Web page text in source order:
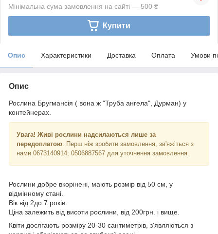
Мінімальна сума замовлення на сайті — 500 ₴
Купити
Опис Характеристики Доставка Оплата Умови
Опис
Рослина Бругмансія ( вона ж "Труба ангела", Дурман) у
контейнерах.
Увага! Живі рослини надсилаються лише за
передоплатою . Перш ніж зробити замовлення, зв'яжіться з
нами 0673140914; 0506887567 для уточнення замовлення.
Рослини добре вкорінені, мають розмір від 50 см, у
відмінному стані.
Вік від 2до 7 років.
Ціна залежить від висоти рослини, від 200грн. і вище.
Квіти досягають розміру 20-30 сантиметрів, з'являються з